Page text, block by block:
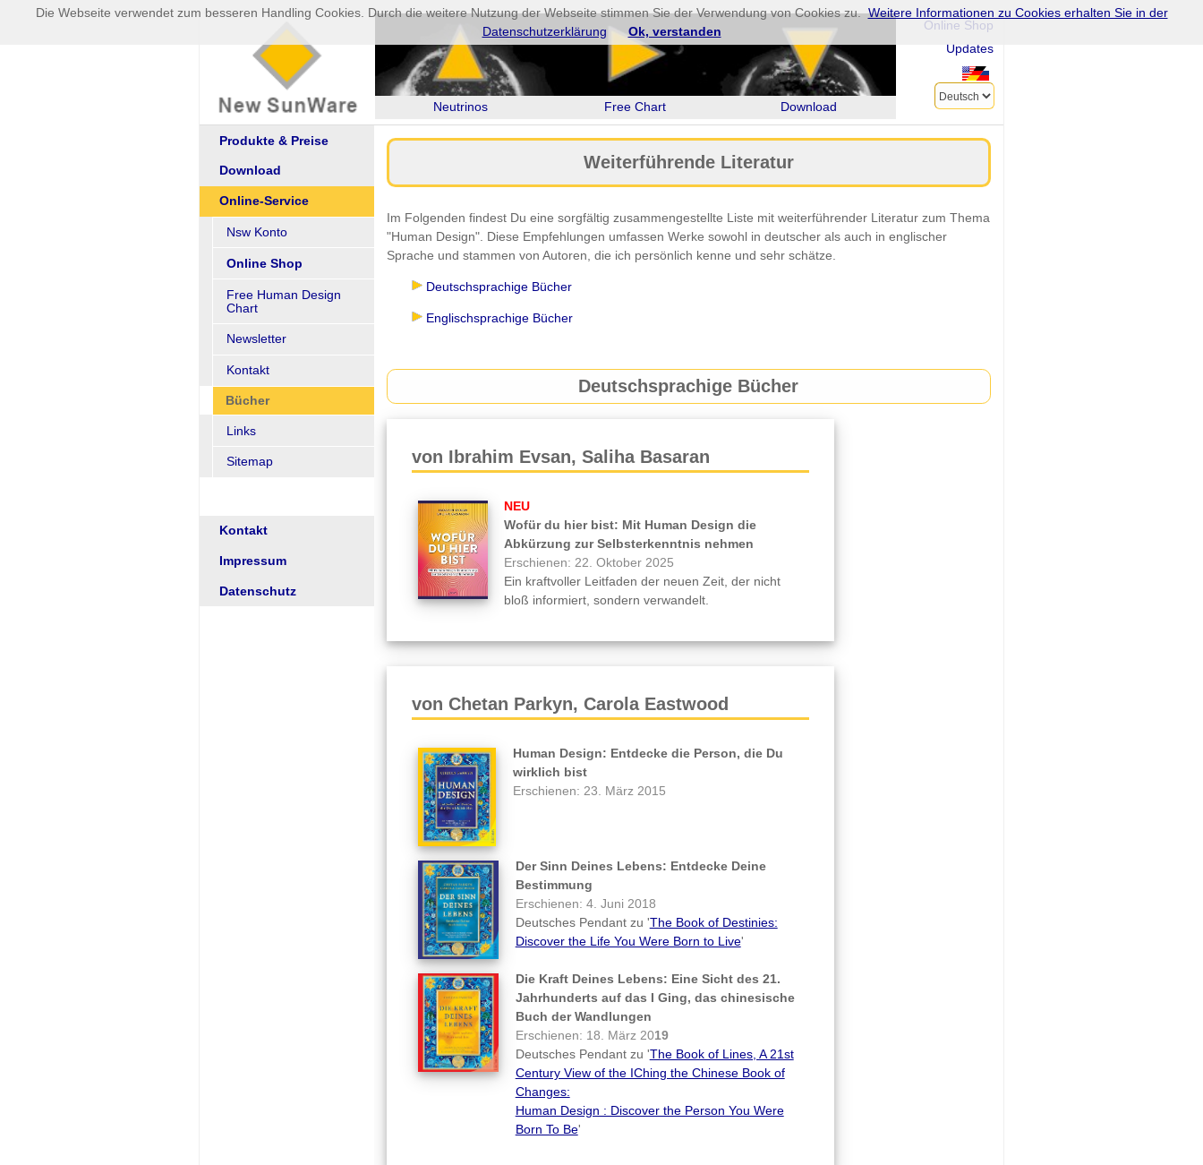
Neutrinos Free Chart Download
Online Shop
Updates
Produkte & Preise
Download
Online-Service
Nsw Konto
Online Shop
Free Human Design
Chart
Newsletter
Kontakt
Bücher
Links
Sitemap
Kontakt
Impressum
Datenschutz
Weiterführende Literatur
Im Folgenden findest Du eine sorgfältig zusammengestellte Liste mit weiterführender Literatur zum Thema
"Human Design". Diese Empfehlungen umfassen Werke sowohl in deutscher als auch in englischer
Sprache und stammen von Autoren, die ich persönlich kenne und sehr schätze.
Deutschsprachige Bücher
Englischsprachige Bücher
Deutschsprachige Bücher
von Ibrahim Evsan, Saliha Basaran
NEU
Wofür du hier bist: Mit Human Design die
Abkürzung zur Selbsterkenntnis nehmen
Erschienen: 22. Oktober 2025
Ein kraftvoller Leitfaden der neuen Zeit, der nicht
bloß informiert, sondern verwandelt.
von Chetan Parkyn, Carola Eastwood
Human Design: Entdecke die Person, die Du
wirklich bist
Erschienen: 23. März 2015
Der Sinn Deines Lebens: Entdecke Deine
Bestimmung
Erschienen: 4. Juni 2018
Deutsches Pendant zu 'The Book of Destinies:
Discover the Life You Were Born to Live'
Die Kraft Deines Lebens: Eine Sicht des 21.
Jahrhunderts auf das I Ging, das chinesische
Buch der Wandlungen
Erschienen: 18. März 2019
Deutsches Pendant zu 'The Book of Lines, A 21st
Century View of the IChing the Chinese Book of
Changes:
Human Design : Discover the Person You Were
Born To Be'
Die Webseite verwendet zum besseren Handling Cookies. Durch die weitere Nutzung der Webseite stimmen Sie der Verwendung von Cookies zu. Weitere Informationen zu Cookies erhalten Sie in der
Datenschutzerklärung
Ok, verstanden